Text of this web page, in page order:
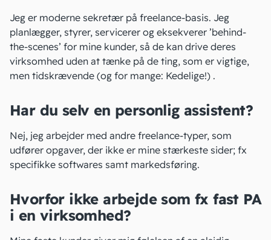
Jeg er moderne sekretær på freelance-basis. Jeg
planlægger, styrer, servicerer og eksekverer ’behind-
the-scenes’ for mine kunder, så de kan drive deres
virksomhed uden at tænke på de ting, som er vigtige,
men tidskrævende (og for mange: Kedelige!) .
Har du selv en personlig assistent?
Nej, jeg arbejder med andre freelance-typer, som
udfører opgaver, der ikke er mine stærkeste sider; fx
specifikke softwares samt markedsføring.
Hvorfor ikke arbejde som fx fast PA
i en virksomhed?